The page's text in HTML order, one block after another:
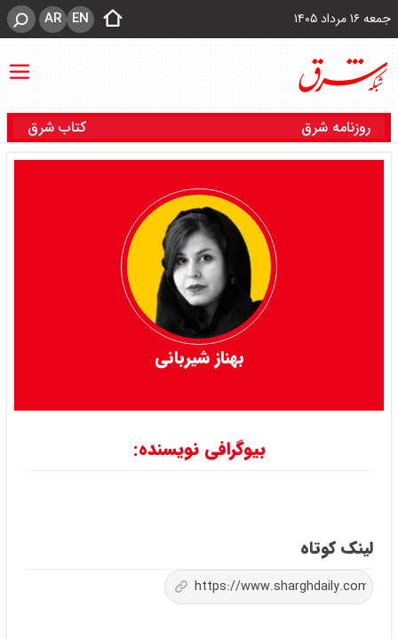
جمعه ۱۶ مرداد ۱۴۰۵ EN
AR
روزنامه شرق کتاب شرق
بهناز شیربانی
بیوگرافی نویسنده:
لینک کوتاه